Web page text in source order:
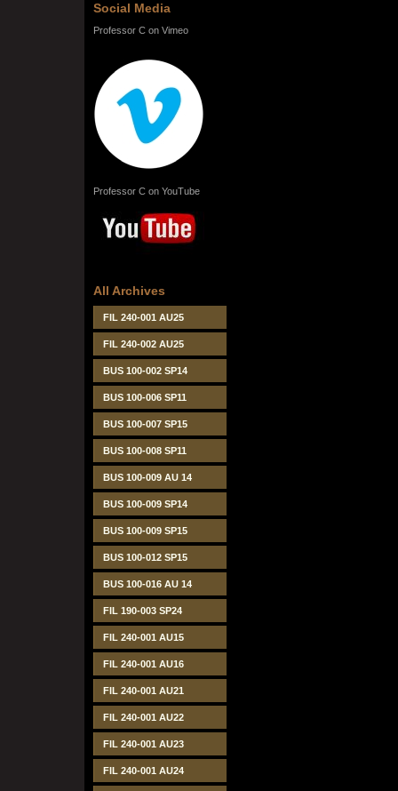
Social Media
Professor C on Vimeo
Professor C on YouTube
All Archives
FIL 240-001 AU25
FIL 240-002 AU25
BUS 100-002 SP14
BUS 100-006 SP11
BUS 100-007 SP15
BUS 100-008 SP11
BUS 100-009 AU 14
BUS 100-009 SP14
BUS 100-009 SP15
BUS 100-012 SP15
BUS 100-016 AU 14
FIL 190-003 SP24
FIL 240-001 AU15
FIL 240-001 AU16
FIL 240-001 AU21
FIL 240-001 AU22
FIL 240-001 AU23
FIL 240-001 AU24